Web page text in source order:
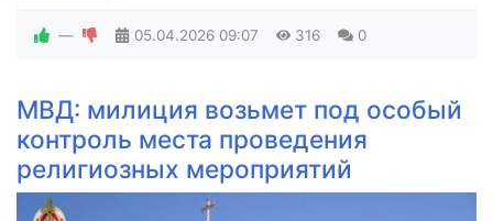
— 05.04.2026 09:07 316 0
МВД: милиция возьмет под особый
контроль места проведения
религиозных мероприятий